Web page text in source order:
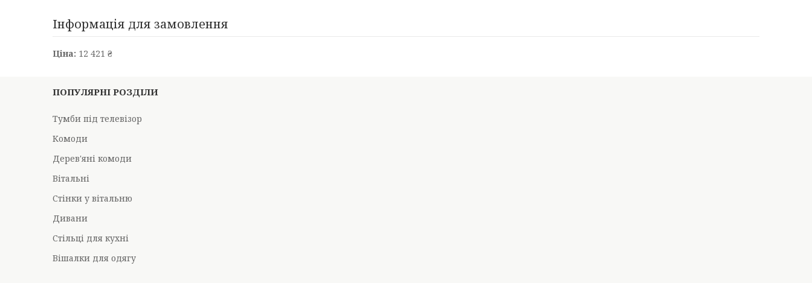
Інформація для замовлення
Ціна: 12 421 ₴
ПОПУЛЯРНІ РОЗДІЛИ
Тумби під телевізор
Комоди
Дерев'яні комоди
Вітальні
Стінки у вітальню
Дивани
Стільці для кухні
Вішалки для одягу